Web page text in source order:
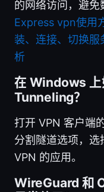
的网络访问，避免
Express vpn使用
装、连接、切换
析
在 Windows
Tunneling？
打开 VPN 客户端
分割隧道选项，
VPN 的应用。
WireGuard 和